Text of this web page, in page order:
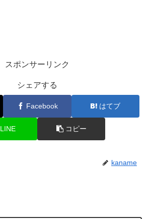
スポンサーリンク
シェアする
Facebook はてブ
LINE コピー
kaname